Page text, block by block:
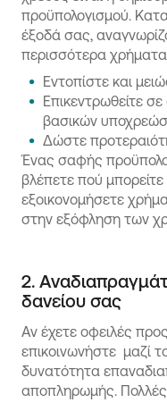
προϋπολογισμού.
έξοδά σας,
περισσότερα
Εντοπίστε και
Επικεντρωθείτε
βασικών
Δώστε
Ένας σαφής
βλέπετε πού
εξοικονομήσετε
στην εξόφληση των
2.
δανείου σας
Αν έχετε οφειλές
επικοινωνήστε μαζί
δυνατότητα
αποπληρωμής.